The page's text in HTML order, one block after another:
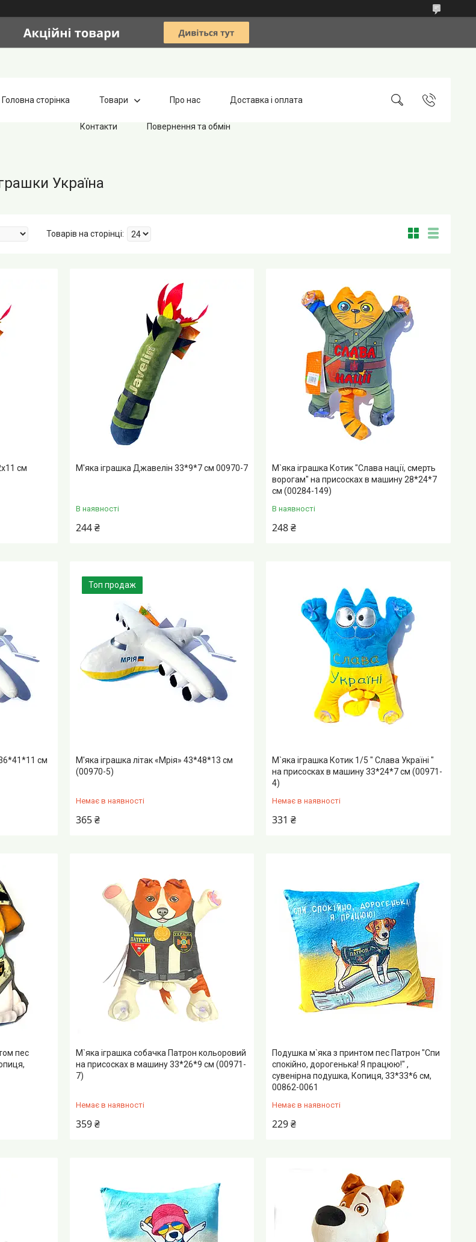
Головна сторінка Товари Про нас Доставка і оплата
Контакти Повернення та обмін
Україна
см
М'яка іграшка Джавелін 33*9*7 см 00970-7
В наявності
244 ₴
М`яка іграшка Котик "Слава нації, смерть
ворогам" на присосках в машину 28*24*7
см (00284-149)
В наявності
248 ₴
см
Топ продаж
М'яка іграшка літак «Мрія» 43*48*13 см
(00970-5)
Немає в наявності
365 ₴
М`яка іграшка Котик 1/5 " Слава Україні "
на присосках в машину 33*24*7 см (00971-
4)
Немає в наявності
331 ₴
пес
М`яка іграшка собачка Патрон кольоровий
на присосках в машину 33*26*9 см (00971-
7)
Немає в наявності
359 ₴
Подушка м`яка з принтом пес Патрон "Спи
спокійно, дорогенька! Я працюю!" ,
сувенірна подушка, Копиця, 33*33*6 см,
00862-0061
Немає в наявності
229 ₴